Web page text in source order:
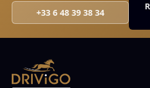
+33 6 48 39 38 34